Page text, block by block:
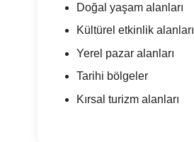
Doğal yaşam alanları
Kültürel etkinlik alanları
Yerel pazar alanları
Tarihi bölgeler
Kırsal turizm alanları